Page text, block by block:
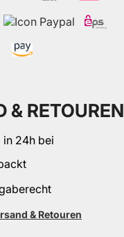
& RETOUREN
24h bei
& Retouren